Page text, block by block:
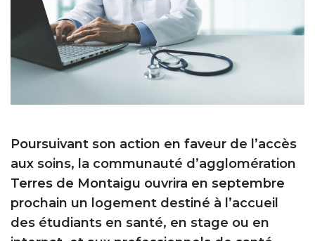
Poursuivant son action en faveur de l’accès
aux soins, la communauté d’agglomération
Terres de Montaigu ouvrira en septembre
prochain un logement destiné à l’accueil
des étudiants en santé, en stage ou en